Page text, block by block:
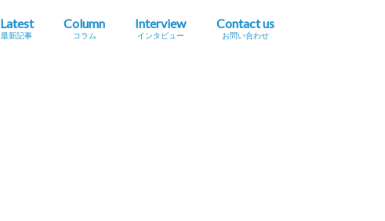
Latest
最新記事
Column
コラム
Interview
インタビュー
Contact us
お問い合わせ